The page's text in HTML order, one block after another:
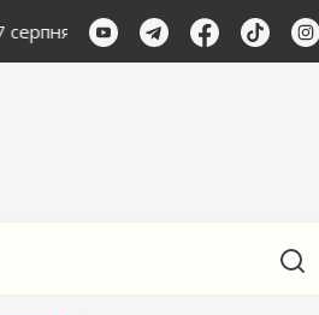
серпня: Залізні санкції та парад